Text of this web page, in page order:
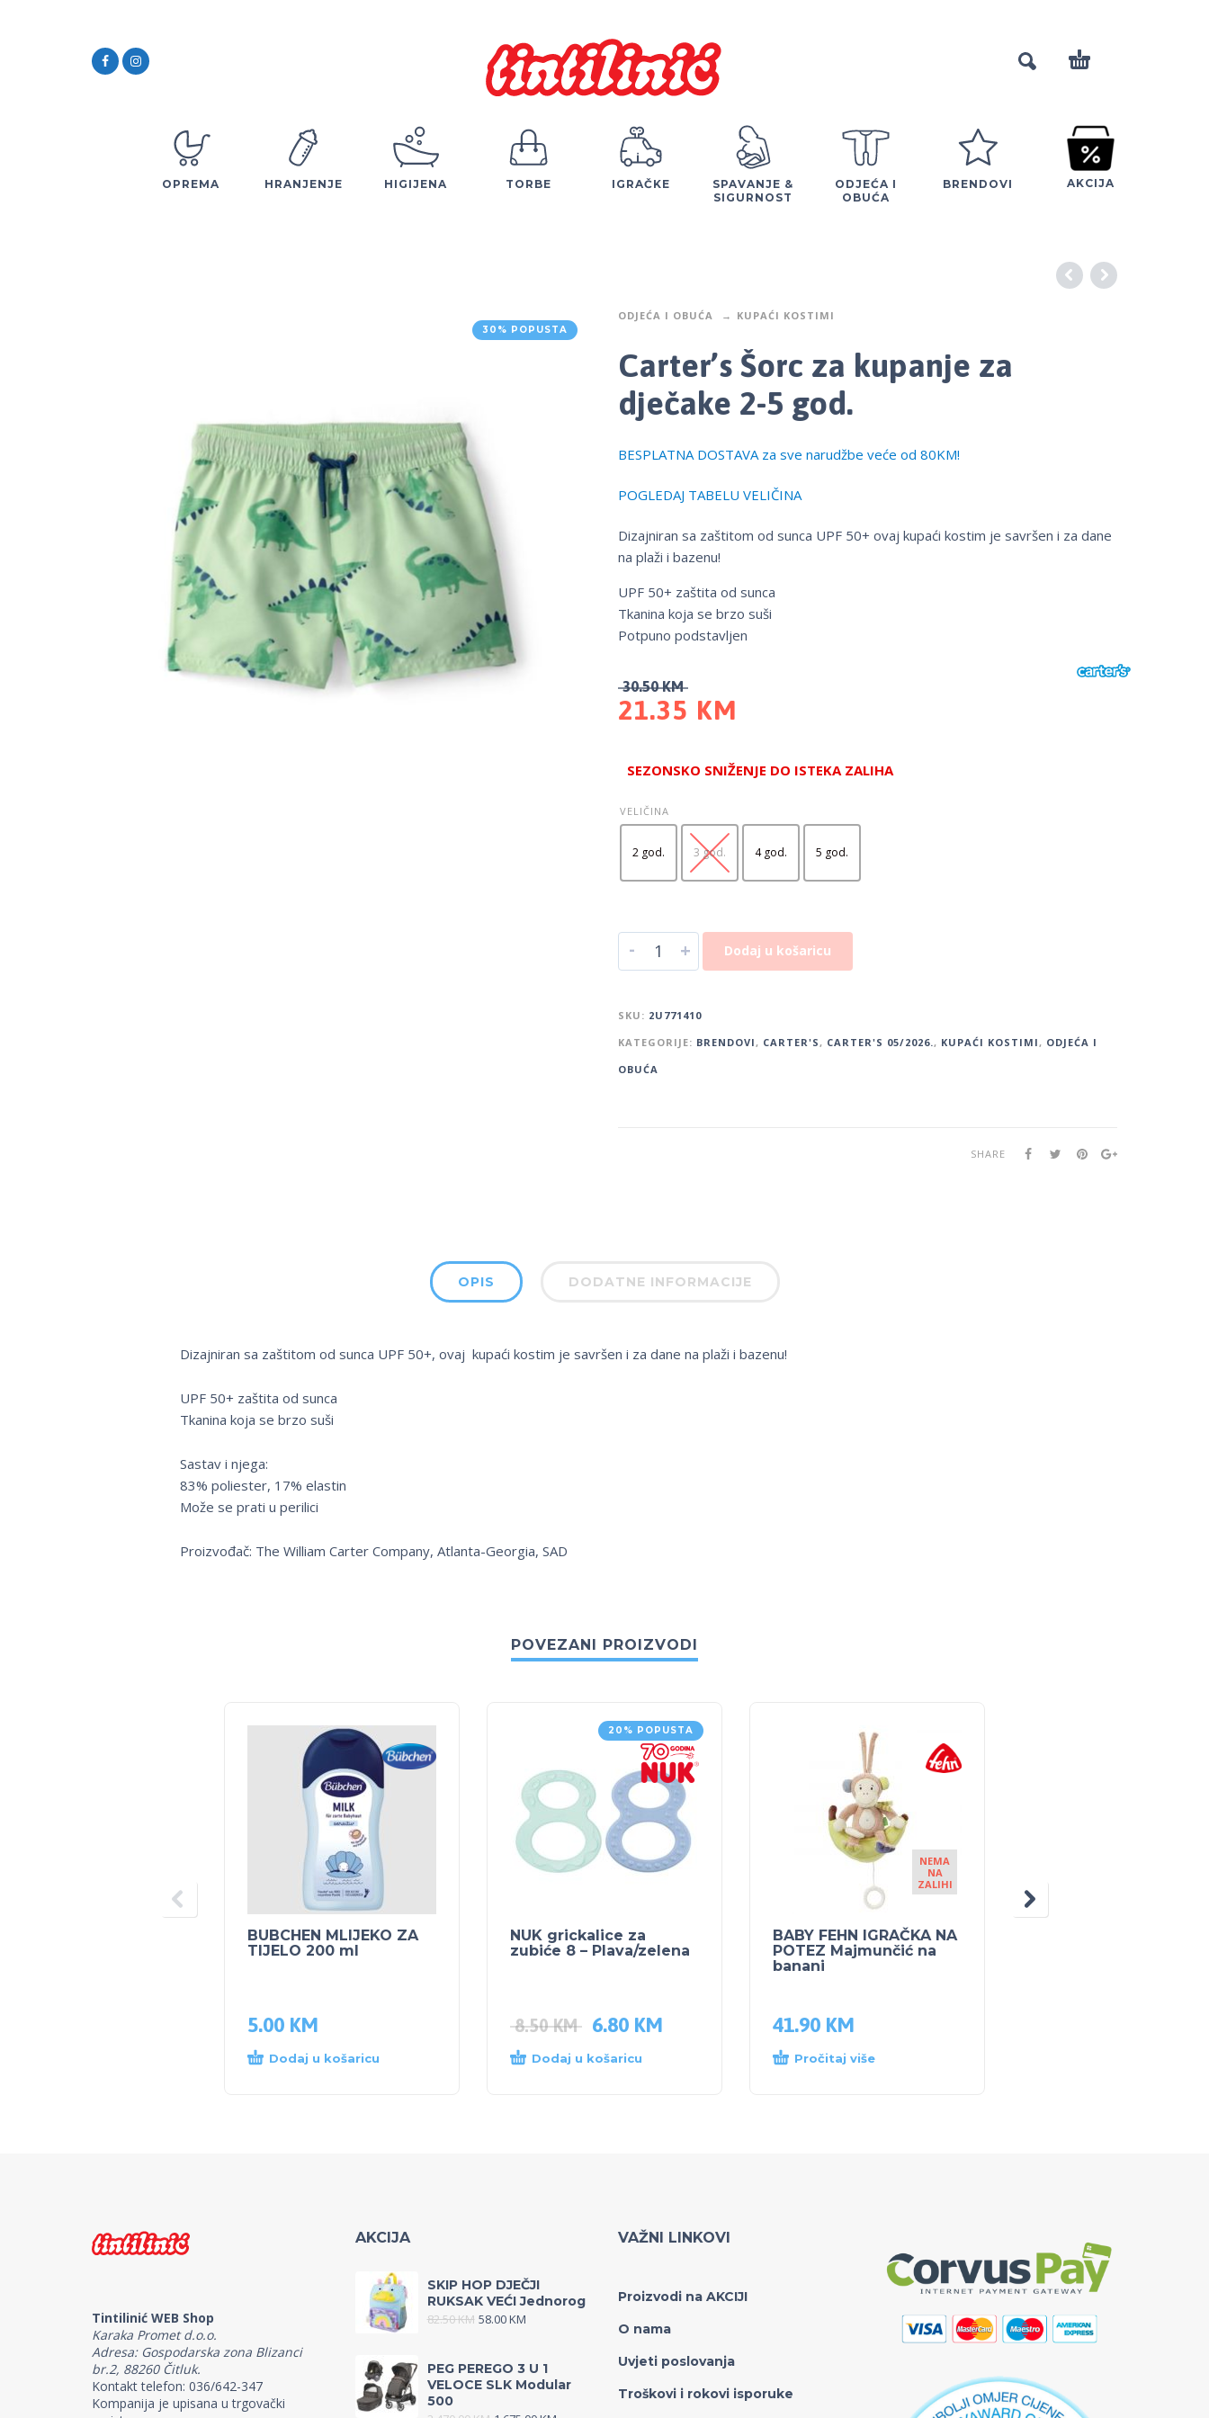
OPREMA HRANJENJE HIGIJENA TORBE IGRAČKE
SPAVANJE &
SIGURNOST
ODJEĆA I
OBUĆA
BRENDOVI AKCIJA
30% POPUSTA
ODJEĆA I OBUĆA KUPAĆI KOSTIMI
Carter’s Šorc za kupanje za
dječake 2-5 god.
BESPLATNA DOSTAVA za sve narudžbe veće od 80KM!
POGLEDAJ TABELU VELIČINA
Dizajniran sa zaštitom od sunca UPF 50+ ovaj kupaći kostim je savršen i za dane
na plaži i bazenu!
UPF 50+ zaštita od sunca
Tkanina koja se brzo suši
Potpuno podstavljen
30.50KM
21.35 KM
SEZONSKO SNIŽENJE DO ISTEKA ZALIHA
VELIČINA
2 god. 3 god. 4 god. 5 god.
- + Dodaj u košaricu
SKU: 2U771410
KATEGORIJE: BRENDOVI, CARTER'S, CARTER'S 05/2026., KUPAĆI KOSTIMI, ODJEĆA I
OBUĆA
SHARE
OPIS DODATNE INFORMACIJE
Dizajniran sa zaštitom od sunca UPF 50+, ovaj kupaći kostim je savršen i za dane na plaži i bazenu!
UPF 50+ zaštita od sunca
Tkanina koja se brzo suši
Sastav i njega:
83% poliester, 17% elastin
Može se prati u perilici
Proizvođač: The William Carter Company, Atlanta-Georgia, SAD
POVEZANI PROIZVODI
BUBCHEN MLIJEKO ZA
TIJELO 200 ml
5.00 KM
Dodaj u košaricu
20% POPUSTA
NUK grickalice za
zubiće 8 – Plava/zelena
8.50KM 6.80 KM
Dodaj u košaricu
NEMA
NA
ZALIHI
BABY FEHN IGRAČKA NA
POTEZ Majmunčić na
banani
41.90 KM
Pročitaj više
Tintilinić WEB Shop
Karaka Promet d.o.o.
Adresa: Gospodarska zona Blizanci
br.2, 88260 Čitluk.
Kontakt telefon: 036/642-347
Kompanija je upisana u trgovački
AKCIJA
SKIP HOP DJEČJI
RUKSAK VEĆI Jednorog
82.50KM 58.00KM
PEG PEREGO 3 U 1
VELOCE SLK Modular
500
VAŽNI LINKOVI
Proizvodi na AKCIJI
O nama
Uvjeti poslovanja
Troškovi i rokovi isporuke